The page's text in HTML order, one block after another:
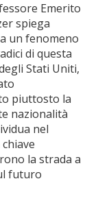
Emerito
spiega
un fenomeno
di questa
Stati Uniti,
piuttosto la
nazionalità
nel
la strada a
futuro